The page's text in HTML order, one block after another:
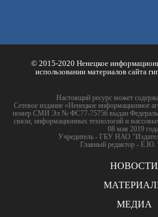
© 2015-2020 Ненецкое
использовании материалов сайта
Настоящий ресурс может
Сетевое издание «Ненецкое информационное
номер СМИ Эл № ФС77-75756 выдан
связи, информационных технологий и
08 мая 2019
Учредитель - ГБУ НАО
Главный редактор - Е.Ю.
НОВОСТИ
МЕДИА